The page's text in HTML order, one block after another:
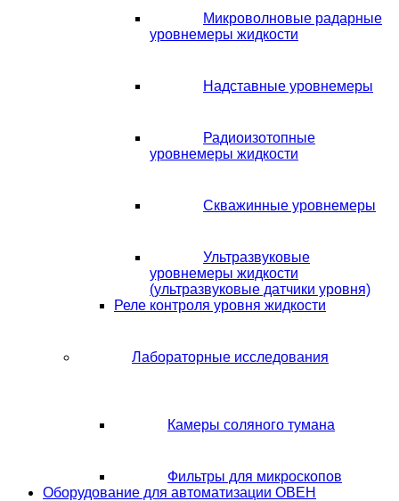
Микроволновые радарные
уровнемеры жидкости
Надставные уровнемеры
Радиоизотопные
уровнемеры жидкости
Скважинные уровнемеры
Ультразвуковые
уровнемеры жидкости
(ультразвуковые датчики уровня)
Реле контроля уровня жидкости
Лабораторные исследования
Камеры соляного тумана
Фильтры для микроскопов
Оборудование для автоматизации ОВЕН